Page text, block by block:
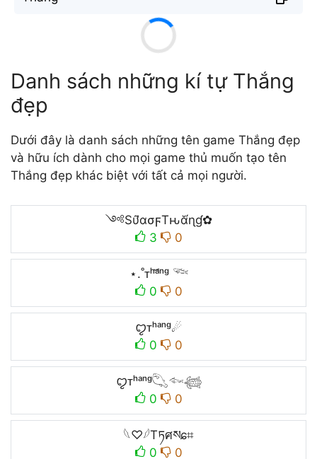
Danh sách những kí tự Thắng
đẹp
Dưới đây là danh sách những tên game Thắng đẹp
và hữu ích dành cho mọi game thủ muốn tạo tên
Thắng đẹp khác biệt với tất cả mọi người.
༺Sυ̛̃ασϝTԋᾰ́ɳɠ✿
3
0
⋆.˚ᴛʰᵃ̆́ⁿᵍ 𓆝
0
0
ꨄᴛʰᵃⁿᵍ☄
0
0
ꨄᴛʰᵃⁿᵍ𓆡𓆜𓆉
0
0
𓆩♡𓆪Tཏศསɕ⌗
0
0